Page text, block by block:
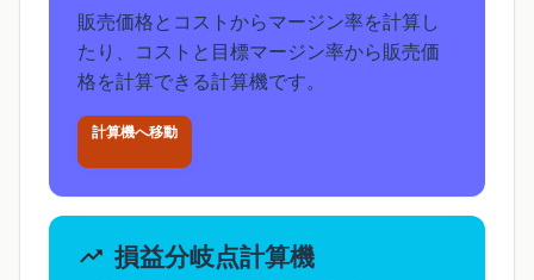
販売価格とコストからマージン率を計算し
たり、コストと目標マージン率から販売価
格を計算できる計算機です。
計算機へ移動
損益分岐点計算機